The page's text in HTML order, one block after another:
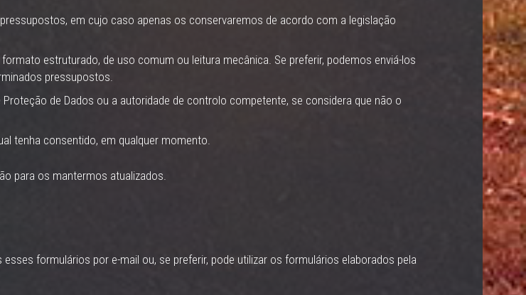
em cujo caso apenas os conservaremos de acordo com a legislação
estruturado, de uso comum ou leitura mecânica. Se preferir, podemos enviá-los
pressupostos.
de Dados ou a autoridade de controlo competente, se considera que não o
tenha consentido, em qualquer momento.
para os mantermos atualizados.
formulários por e-mail ou, se preferir, pode utilizar os formulários elaborados pela